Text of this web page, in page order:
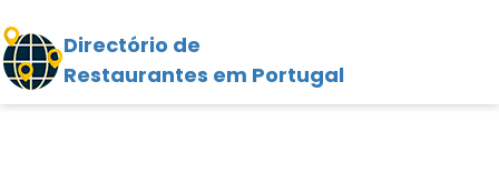
Directório de
Restaurantes em Portugal